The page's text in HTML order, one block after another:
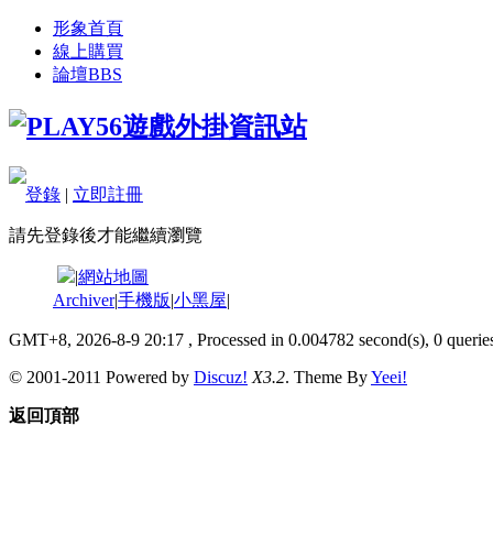
形象首頁
線上購買
論壇BBS
登錄 | 立即註冊
請先登錄後才能繼續瀏覽
|網站地圖
Archiver|手機版|小黑屋|
GMT+8, 2026-8-9 20:17 , Processed in 0.004782 second(s), 0
© 2001-2011 Powered by Discuz! X3.2. Theme ByYeei!
返回頂部